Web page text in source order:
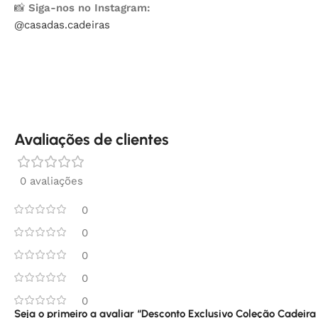
📸 Siga-nos no Instagram:
@casadas.cadeiras
Avaliações de clientes
0 avaliações
0
0
0
0
0
Seja o primeiro a avaliar “Desconto Exclusivo Coleção Cadeira